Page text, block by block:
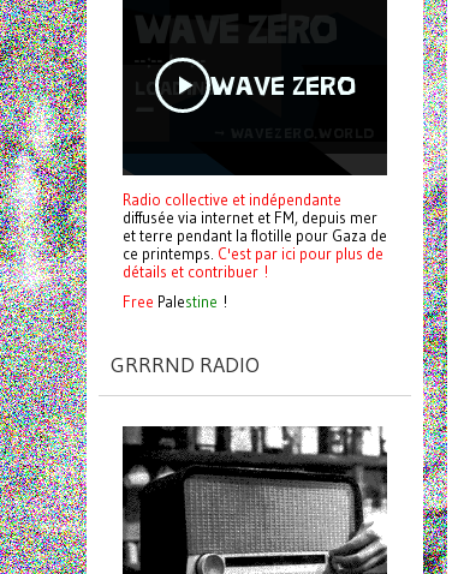
Radio collective et indépendante
diffusée via internet et FM, depuis mer
et terre pendant la flotille pour Gaza de
ce printemps. C'est par ici pour plus de
détails et contribuer !
Free Palestine !
GRRRND RADIO